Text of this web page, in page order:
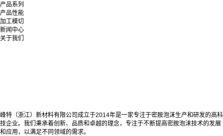
产品系列
产品性能
加工模切
新闻中心
关于我们
峰特（浙江）新材料有限公司成立于2014年是一家专注于密胺泡沫生产和研发的高科
技企业。我们秉承着创新、品质和卓越的理念，专注于不断提高密胺泡沫技术的发展
和应用，以满足不同领域的需求。